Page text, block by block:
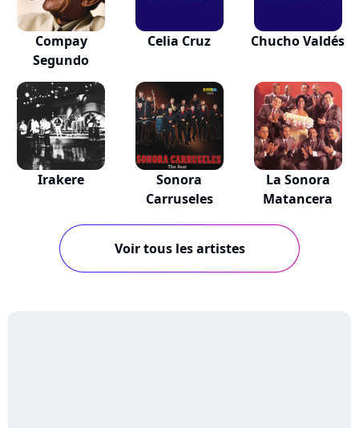
Compay
Segundo
Celia Cruz Chucho Valdés
Irakere
Sonora
Carruseles
La Sonora
Matancera
Voir tous les artistes